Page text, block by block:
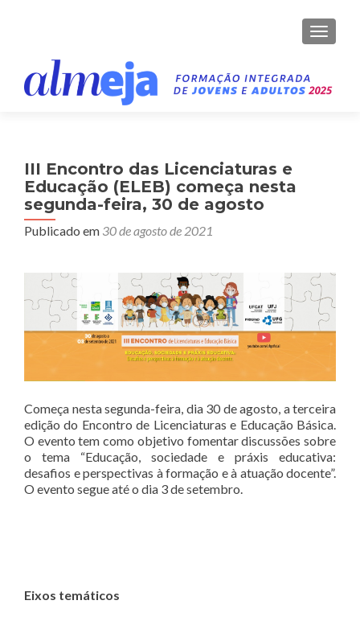
III Encontro das Licenciaturas e
Educação (ELEB) começa nesta
segunda-feira, 30 de agosto
Publicado em 30 de agosto de 2021
Começa nesta segunda-feira, dia 30 de agosto, a terceira
edição do Encontro de Licenciaturas e Educação Básica.
O evento tem como objetivo fomentar discussões sobre
o tema “Educação, sociedade e práxis educativa:
desafios e perspectivas à formação e à atuação docente”.
O evento segue até o dia 3 de setembro.
Eixos temáticos